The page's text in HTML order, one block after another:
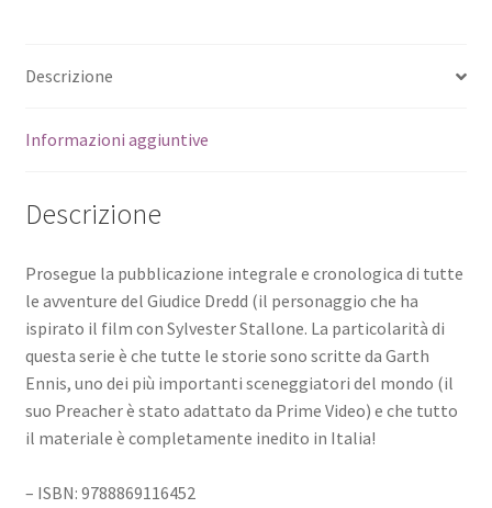
Descrizione
Informazioni aggiuntive
Descrizione
Prosegue la pubblicazione integrale e cronologica di tutte
le avventure del Giudice Dredd (il personaggio che ha
ispirato il film con Sylvester Stallone. La particolarità di
questa serie è che tutte le storie sono scritte da Garth
Ennis, uno dei più importanti sceneggiatori del mondo (il
suo Preacher è stato adattato da Prime Video) e che tutto
il materiale è completamente inedito in Italia!
– ISBN: 9788869116452